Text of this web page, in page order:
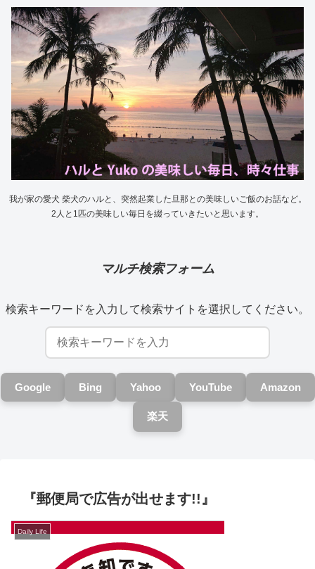
我が家の愛犬 柴犬のハルと、突然起業した旦那との美味しいご飯のお話など。
2人と1匹の美味しい毎日を綴っていきたいと思います。
マルチ検索フォーム
検索キーワードを入力して検索サイトを選択してください。
Google Bing Yahoo YouTube Amazon
楽天
『郵便局で広告が出せます!!』
Daily Life